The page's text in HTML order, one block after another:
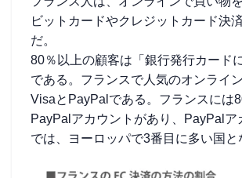
ビットカードやクレジットカード決
だ。
80％以上の顧客は「銀行発行カード
である。フランスで人気のオンライ
VisaとPayPalである。フランスには
PayPalアカウントがあり、PayPalア
では、ヨーロッパで3番目に多い国と